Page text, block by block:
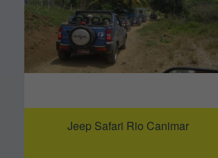
Jeep Safari Rio Canimar